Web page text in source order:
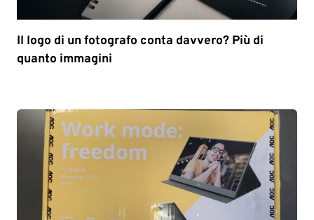
Il logo di un fotografo conta davvero? Più di
quanto immagini